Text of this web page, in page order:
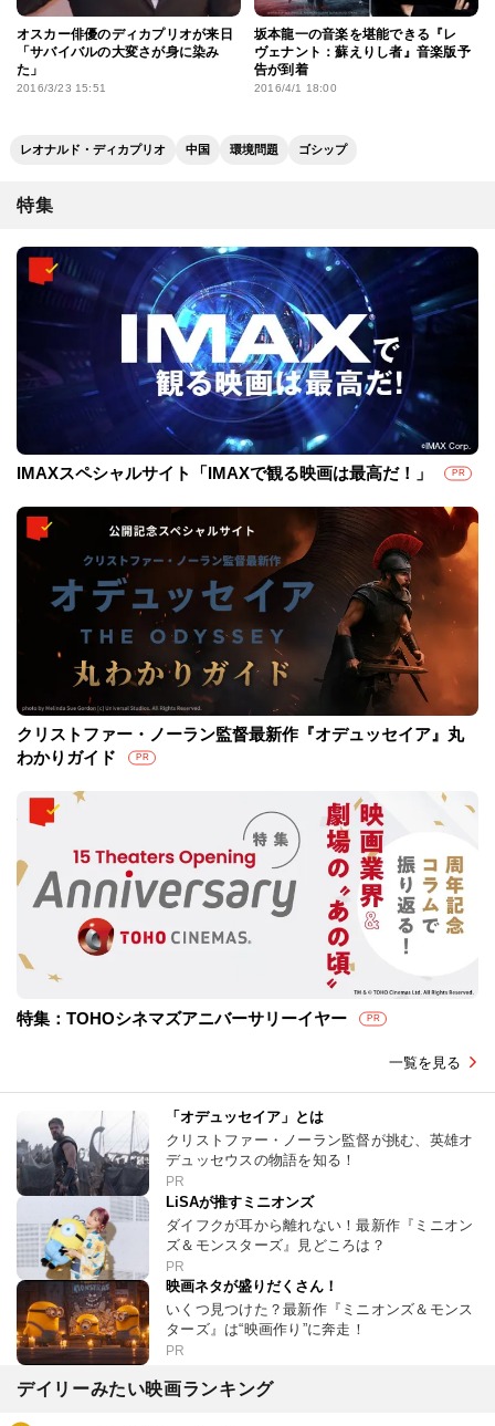
オスカー俳優のディカプリオが来日
「サバイバルの大変さが身に染み
た」
2016/3/23 15:51
坂本龍一の音楽を堪能できる『レ
ヴェナント：蘇えりし者』音楽版予
告が到着
2016/4/1 18:00
レオナルド・ディカプリオ 中国 環境問題 ゴシップ
特集
IMAXスペシャルサイト「IMAXで観る映画は最高だ！」 PR
クリストファー・ノーラン監督最新作『オデュッセイア』丸
わかりガイド
PR
特集：TOHOシネマズアニバーサリーイヤー PR
一覧を見る
「オデュッセイア」とは
クリストファー・ノーラン監督が挑む、英雄オ
デュッセウスの物語を知る！
PR
LiSAが推すミニオンズ
ダイフクが耳から離れない！最新作『ミニオン
ズ＆モンスターズ』見どころは？
PR
映画ネタが盛りだくさん！
いくつ見つけた？最新作『ミニオンズ＆モンス
ターズ』は“映画作り”に奔走！
PR
デイリーみたい映画ランキング